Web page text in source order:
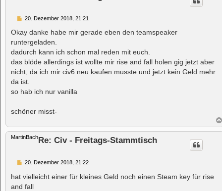
B
i
t
r
a
g
20. Dezember 2018, 21:21
Okay danke habe mir gerade eben den teamspeaker
runtergeladen.
dadurch kann ich schon mal reden mit euch.
das blöde allerdings ist wollte mir rise and fall holen gig jetzt aber
nicht, da ich mir civ6 neu kaufen musste und jetzt kein Geld mehr
da ist.
so hab ich nur vanilla
schöner misst-
MartinBachRe: Civ - Freitags-Stammtisch
B
i
t
20. Dezember 2018, 21:22
hat vielleicht einer für kleines Geld noch einen Steam key für rise
and fall